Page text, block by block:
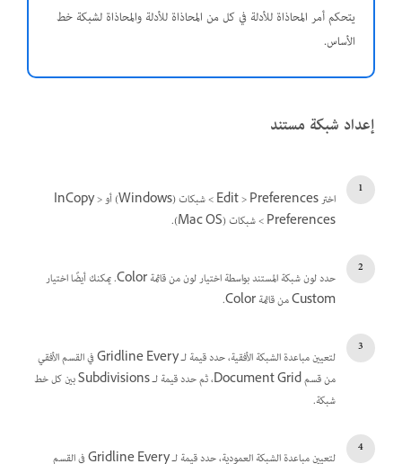
يتحكم أمر المحاذاة للأدلة في كل من المحاذاة للأدلة والمحاذاة لشبكة خط
الأساس.
إعداد شبكة مستند
اختر Edit > Preferences > شبكات (Windows) أو InCopy >
Preferences > شبكات (Mac OS).
حدد لون شبكة المستند بواسطة اختيار لون من قائمة Color. يمكنك أيضًا اختيار
Custom من قائمة Color.
لتعيين مباعدة الشبكة الأفقية، حدد قيمة لـ Gridline Every في القسم الأفقي
من قسم Document Grid، ثم حدد قيمة لـ Subdivisions بين كل خط
شبكة.
لتعيين مباعدة الشبكة العمودية، حدد قيمة لـ Gridline Every في القسم